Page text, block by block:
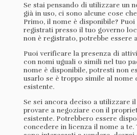
Se stai pensando di utilizzare un
già in uso, ci sono alcune cose
Primo, il nome è disponibile?
registrati presso il tuo governo
non è registrato, potrebbe essere
Puoi verificare la presenza di
con nomi uguali o simili nel tuo
nome è disponibile, potresti non
usarlo se è troppo simile al nome
esistente.
Se sei ancora deciso a utilizzare
provare a negoziare con il
esistente. Potrebbero essere
concedere in licenza il nome a te.